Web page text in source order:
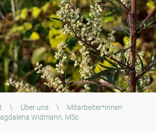
\ Über uns \
Mitarbeiter*innen
Widmann, MSc